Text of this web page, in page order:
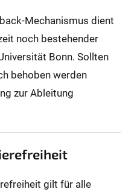
Mechanismus dient
noch bestehender
Bonn. Sollten
behoben werden
zur Ableitung
gilt für alle